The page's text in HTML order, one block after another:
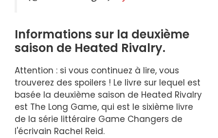
Informations sur la deuxième
saison de Heated Rivalry.
Attention : si vous continuez à lire, vous
trouverez des spoilers ! Le livre sur lequel est
basée la deuxième saison de Heated Rivalry
est The Long Game, qui est le sixième livre
de la série littéraire Game Changers de
l'écrivain Rachel Reid.